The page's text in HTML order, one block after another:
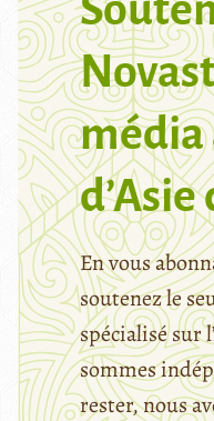
média
En vous
soutenez le
spécialisé sur
sommes
rester, nous